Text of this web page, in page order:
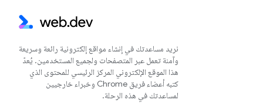
نريد مساعدتك في إنشاء مواقع إلكترونية رائعة وسريعة
وآمنة تعمل عبر المتصفحات ولجميع المستخدمين. يُعدّ
هذا الموقع الإلكتروني المركز الرئيسي للمحتوى الذي
كتبه أعضاء فريق Chrome وخبراء خارجيين
لمساعدتك في هذه الرحلة.